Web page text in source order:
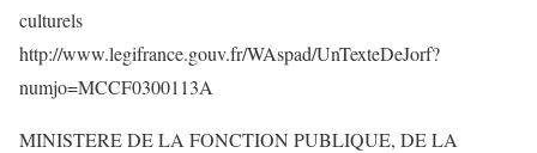
culturels
http://www.legifrance.gouv.fr/WAspad/UnTexteDeJorf?
numjo=MCCF0300113A
MINISTERE DE LA FONCTION PUBLIQUE, DE LA